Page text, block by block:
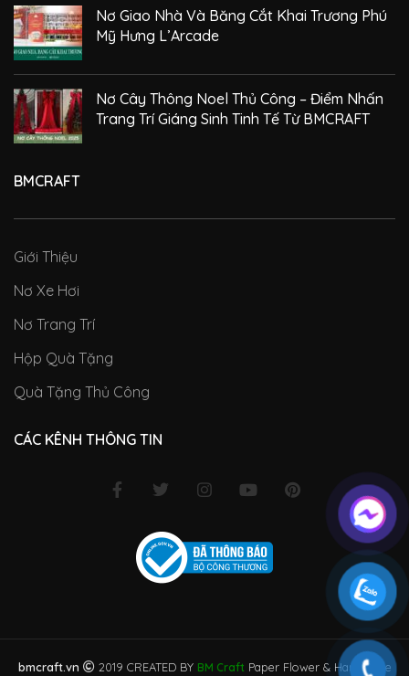
Nơ Giao Nhà Và Băng Cắt Khai Trương Phú
Mỹ Hưng L’Arcade
Nơ Cây Thông Noel Thủ Công – Điểm Nhấn
Trang Trí Giáng Sinh Tinh Tế Từ BMCRAFT
BMCRAFT
Giới Thiệu
Nơ Xe Hơi
Nơ Trang Trí
Hộp Quà Tặng
Quà Tặng Thủ Công
CÁC KÊNH THÔNG TIN
bmcraft.vn 2019 CREATED BY BM Craft Paper Flower & Handmade